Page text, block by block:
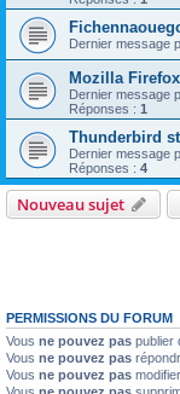
Dernier message
Mozilla
Dernier message
Réponses : 1
Thunderbird
Dernier message
Réponses : 4
Nouveau sujet
PERMISSIONS DU FORUM
Vous ne pouvez pas publier
Vous ne pouvez pas
Vous ne pouvez pas